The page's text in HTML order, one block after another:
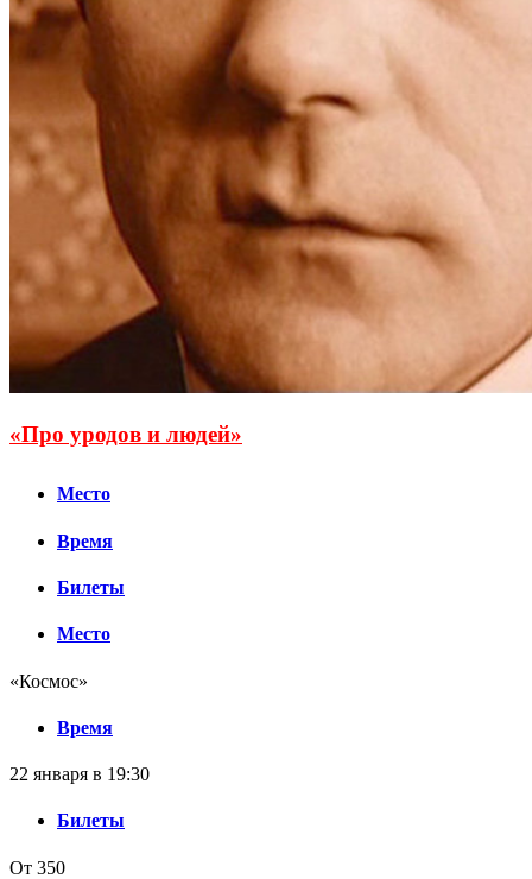
«Про уродов и людей»
Место
Время
Билеты
Место
«Космос»
Время
22 января в 19:30
Билеты
От 350